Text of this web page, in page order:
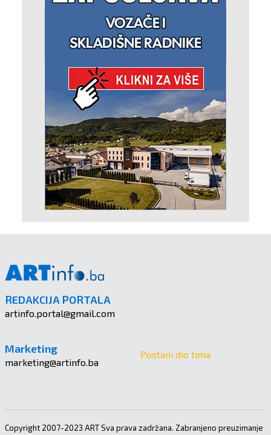
REDAKCIJA PORTALA
artinfo.portal@gmail.com
Marketing
marketing@artinfo.ba
Postani dio tima
Copyright 2007-2023 ART Sva prava zadržana. Zabranjeno preuzimanje